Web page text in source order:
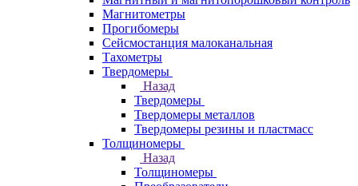
Магнитометры
Прогибомеры
Сейсмостанция малоканальная
Тахометры
Твердомеры
Назад
Твердомеры
Твердомеры металлов
Твердомеры резины и пластмасс
Толщиномеры
Назад
Толщиномеры